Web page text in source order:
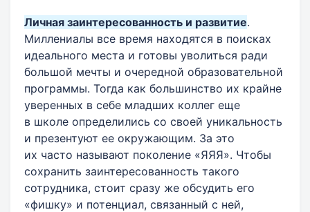
Личная заинтересованность и развитие.
Миллениалы все время находятся в поисках
идеального места и готовы уволиться ради
большой мечты и очередной образовательной
программы. Тогда как большинство их крайне
уверенных в себе младших коллег еще
в школе определились со своей уникальность
и презентуют ее окружающим. За это
их часто называют поколение «ЯЯЯ». Чтобы
сохранить заинтересованность такого
сотрудника, стоит сразу же обсудить его
«фишку» и потенциал, связанный с ней,